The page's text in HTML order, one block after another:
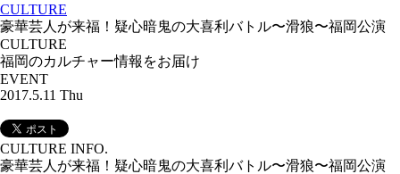
CULTURE
豪華芸人が来福！疑心暗鬼の大喜利バトル〜滑狼〜福岡公演
CULTURE
福岡のカルチャー情報をお届け
EVENT
2017.5.11 Thu
CULTURE INFO.
豪華芸人が来福！疑心暗鬼の大喜利バトル〜滑狼〜福岡公演